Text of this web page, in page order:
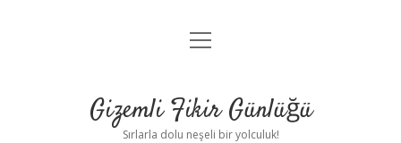
Anasayfa
Yasal Uyarı
menüyü
Gizemli Fikir Günlüğü
Sırlarla dolu neşeli bir yolculuk!